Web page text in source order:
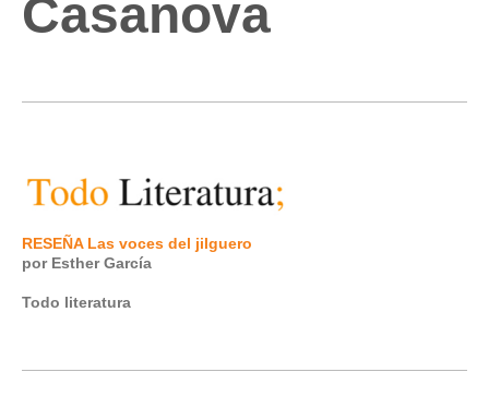
Casanova
RESEÑA Las voces del jilguero
por Esther García
Todo literatura